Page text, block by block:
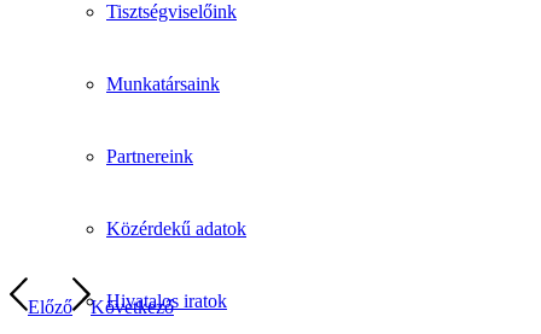
Tisztségviselőink
Munkatársaink
Partnereink
Közérdekű adatok
Hivatalos iratok
Előző
Következő